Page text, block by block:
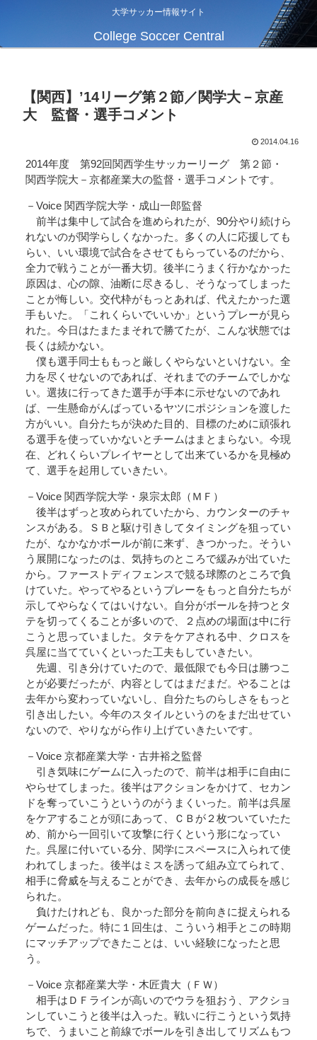
大学サッカー情報サイト
College Soccer Central
【関西】’14リーグ第２節／関学大－京産
大 監督・選手コメント
2014.04.16
2014年度 第92回関西学生サッカーリーグ 第２節・
関西学院大－京都産業大の監督・選手コメントです。
－Voice 関西学院大学・成山一郎監督
前半は集中して試合を進められたが、90分やり続けら
れないのが関学らしくなかった。多くの人に応援しても
らい、いい環境で試合をさせてもらっているのだから、
全力で戦うことが一番大切。後半にうまく行かなかった
原因は、心の隙、油断に尽きるし、そうなってしまった
ことが悔しい。交代枠がもっとあれば、代えたかった選
手もいた。「これくらいでいいか」というプレーが見ら
れた。今日はたまたまそれで勝てたが、こんな状態では
長くは続かない。
僕も選手同士ももっと厳しくやらないといけない。全
力を尽くせないのであれば、それまでのチームでしかな
い。選抜に行ってきた選手が手本に示せないのであれ
ば、一生懸命がんばっているヤツにポジションを渡した
方がいい。自分たちが決めた目的、目標のために頑張れ
る選手を使っていかないとチームはまとまらない。今現
在、どれくらいプレイヤーとして出来ているかを見極め
て、選手を起用していきたい。
－Voice 関西学院大学・泉宗太郎（ＭＦ）
後半はずっと攻められていたから、カウンターのチャ
ンスがある。ＳＢと駆け引きしてタイミングを狙ってい
たが、なかなかボールが前に来ず、きつかった。そうい
う展開になったのは、気持ちのところで緩みが出ていた
から。ファーストディフェンスで競る球際のところで負
けていた。やってやるというプレーをもっと自分たちが
示してやらなくてはいけない。自分がボールを持つとタ
テを切ってくることが多いので、２点めの場面は中に行
こうと思っていました。タテをケアされる中、クロスを
呉屋に当てていくといった工夫もしていきたい。
先週、引き分けていたので、最低限でも今日は勝つこ
とが必要だったが、内容としてはまだまだ。やることは
去年から変わっていないし、自分たちのらしさをもっと
引き出したい。今年のスタイルというのをまだ出せてい
ないので、やりながら作り上げていきたいです。
－Voice 京都産業大学・古井裕之監督
引き気味にゲームに入ったので、前半は相手に自由に
やらせてしまった。後半はアクションをかけて、セカン
ドを奪っていこうというのがうまくいった。前半は呉屋
をケアすることが頭にあって、ＣＢが２枚ついていたた
め、前から一回引いて攻撃に行くという形になってい
た。呉屋に付いている分、関学にスペースに入られて使
われてしまった。後半はミスを誘って組み立てられて、
相手に脅威を与えることができ、去年からの成長を感じ
られた。
負けたけれども、良かった部分を前向きに捉えられる
ゲームだった。特に１回生は、こういう相手とこの時期
にマッチアップできたことは、いい経験になったと思
う。
－Voice 京都産業大学・木匠貴大（ＦＷ）
相手はＤＦラインが高いのでウラを狙おう、アクショ
ンしていこうと後半は入った。戦いに行こうという気持
ちで、うまいこと前線でボールを引き出してリズムもつ